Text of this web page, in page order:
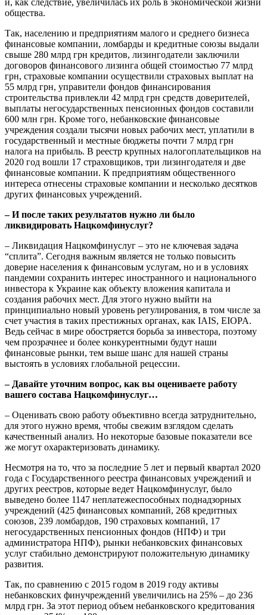
общества.
Так, населению и предприятиям малого и среднего бизнеса
финансовые компании, ломбарды и кредитные союзы выдали
свыше 280 млрд грн кредитов, лизингодатели заключили
договоров финансового лизинга общей стоимостью 77 млрд
грн, страховые компании осуществили страховых выплат на
55 млрд грн, управители фондов финансирования
строительства привлекли 42 млрд грн средств доверителей,
выплаты негосударственных пенсионных фондов составили
600 млн грн. Кроме того, небанковские финансовые
учреждения создали тысячи новых рабочих мест, уплатили в
государственный и местные бюджеты почти 7 млрд грн
налога на прибыль. В реестр крупных налогоплательщиков на
2020 год вошли 17 страховщиков, три лизингодателя и две
финансовые компании. К предприятиям общественного
интереса отнесены страховые компании и несколько десятков
других финансовых учреждений.
– И после таких результатов нужно ли было
ликвидировать Нацкомфинуслуг?
– Ликвидация Нацкомфинуслуг – это не ключевая задача
“сплита”. Сегодня важным является не только повысить
доверие населения к финансовым услугам, но и в условиях
пандемии сохранить интерес иностранного и национального
инвестора к Украине как объекту вложения капитала и
создания рабочих мест. Для этого нужно выйти на
принципиально новый уровень регулирования, в том числе за
счет участия в таких престижных органах, как IAIS, EIOPA.
Ведь сейчас в мире обостряется борьба за инвестора, поэтому
чем прозрачнее и более конкурентными будут наши
финансовые рынки, тем выше шанс для нашей страны
выстоять в условиях глобальной рецессии.
– Давайте уточним вопрос, как вы оцениваете работу
вашего состава Нацкомфинуслуг…
– Оценивать свою работу объективно всегда затруднительно,
для этого нужно время, чтобы свежим взглядом сделать
качественный анализ. Но некоторые базовые показатели все
же могут охарактеризовать динамику.
Несмотря на то, что за последние 5 лет и первый квартал 2020
года с Государственного реестра финансовых учреждений и
других реестров, которые ведет Нацкомфинуслуг, было
выведено более 1147 неплатежеспособных поднадзорных
учреждений (425 финансовых компаний, 268 кредитных
союзов, 239 ломбардов, 190 страховых компаний, 17
негосударственных пенсионных фондов (НПФ) и три
администратора НПФ), рынки небанковских финансовых
услуг стабильно демонстрируют положительную динамику
развития.
Так, по сравнению с 2015 годом в 2019 году активы
небанковских финучреждений увеличились на 25% – до 236
млрд грн. За этот период объем небанковского кредитования